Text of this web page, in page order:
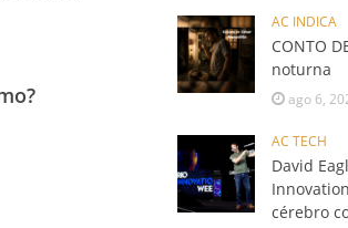
AC INDICA
CONTO
noturna
ago 6,
AC TECH
David
cérebro